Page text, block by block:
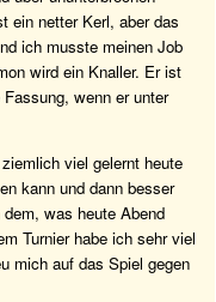
ein netter Kerl, aber das
ich musste meinen Job
wird ein Knaller. Er ist
wenn er unter
viel gelernt heute
kann und dann besser
was heute Abend
Turnier habe ich sehr viel
mich auf das Spiel gegen